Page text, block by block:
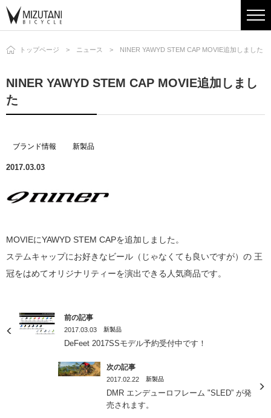
トップページ ニュース NINER YAWYD STEM CAP MOVIE追加しました
NINER YAWYD STEM CAP MOVIE追加しまし
た
ブランド情報 新製品
2017.03.03
MOVIEにYAWYD STEM CAPを追加しました。
ステムキャップにお好きなビール（じゃなくても良いですが）の 王
冠をはめてオリジナリティーを演出できる人気商品です。
前の記事
2017.03.03 新製品
DeFeet 2017SSモデル予約受付中です！
次の記事
2017.02.22 新製品
DMR エンデューロフレーム "SLED” が発
売されます。